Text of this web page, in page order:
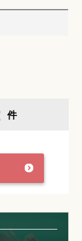
件